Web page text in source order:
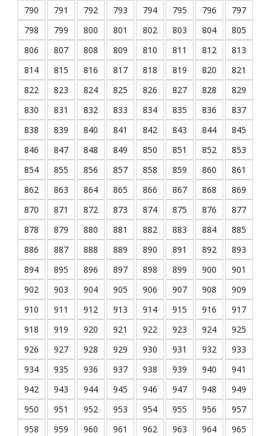
790
791 792 793 794 795 796
797
798
799 800 801 802 803 804
805
806
807 808 809 810 811 812
813
814
815 816 817 818 819 820
821
822
823 824 825 826 827 828
829
830
831 832 833 834 835 836
837
838
839 840 841 842 843 844
845
846
847 848 849 850 851 852
853
854
855 856 857 858 859 860
861
862
863 864 865 866 867 868
869
870
871 872 873 874 875 876
877
878
879 880 881 882 883 884
885
886
887 888 889 890 891 892
893
894
895 896 897 898 899 900
901
902
903 904 905 906 907 908
909
910
911 912 913 914 915 916
917
918
919 920 921 922 923 924
925
926
927 928 929 930 931 932
933
934
935 936 937 938 939 940
941
942
943 944 945 946 947 948
949
950
951 952 953 954 955 956
957
958
959 960 961 962 963 964
965